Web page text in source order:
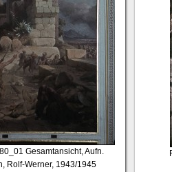
Gesamtansicht, Aufn.
Rolf-Werner, 1943/1945